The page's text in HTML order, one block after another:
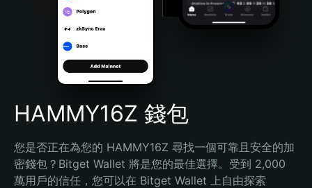
Português (Brasil)
Español (Argentina)
HAMMY16Z 錢包
您是否正在為您的 HAMMY16Z 尋找一個可靠且安全的加
密錢包？Bitget Wallet 將是您的最佳選擇。受到 2,000
萬用戶的信任，您可以在 Bitget Wallet 上自由探索